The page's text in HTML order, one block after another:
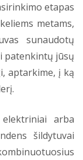
etapas
metams,
sunaudotų
patenkintų jūsų
aptarkime, į ką
arba
šildytuvai